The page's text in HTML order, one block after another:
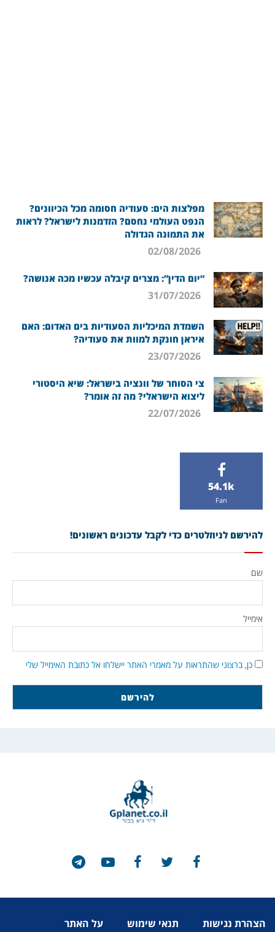
מפלצות הים: סעודיה חסומה מכל הכיוונים?
הנפט העולמי נחסם? הזדמנות לישראל? לראות
את התמונה הגדולה
“יום הדין”: מצרים קיבלה עכשיו מכה אנושה?
השמדת המיכליות הסעודיות בים האדום: האם
איראן חונקת למוות את סעודיה?
צי הסוחר של וונציה בישראל: שיא היסטורי
ליצוא הישראלי? מה זה אומר?
54.1k
Fan
להירשם לניוזלטרים כדי לקבל עדכונים ראשונים!
שם
אימייל
כן, ברצוני שהתראות על מאמרי האתר יישלחו אל כתובת האימייל שלי
הצהרת נגישות תנאי שימוש על האתר